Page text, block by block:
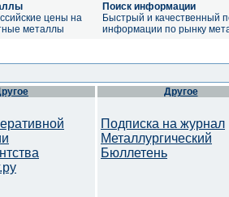
цены на
металлы
Поиск информации
Быстрый и качественный
информации по рынку
Другое
Подписка на журнал
Металлургический
Бюллетень